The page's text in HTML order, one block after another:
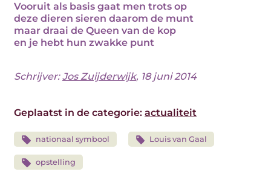
Vooruit als basis gaat men trots op
deze dieren sieren daarom de munt
maar draai de Queen van de kop
en je hebt hun zwakke punt
Schrijver:Jos Zuijderwijk, 18 juni 2014
Geplaatst in de categorie: actualiteit
nationaal symbool Louis van Gaal
opstelling